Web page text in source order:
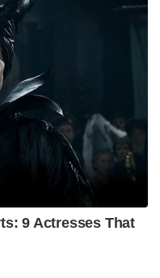
9 Actresses That